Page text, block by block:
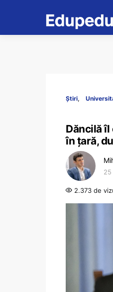
Știri
Dăncilă
în țară,
25
2.373 de